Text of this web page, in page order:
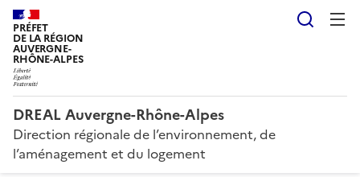
PRÉFET
DE LA RÉGION
AUVERGNE-
RHÔNE-ALPES
DREAL Auvergne-Rhône-Alpes
Direction régionale de l’environnement, de
l’aménagement et du logement